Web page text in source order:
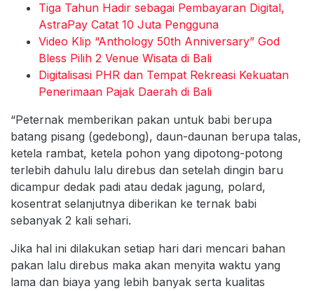
Tiga Tahun Hadir sebagai Pembayaran Digital,
AstraPay Catat 10 Juta Pengguna
Video Klip “Anthology 50th Anniversary” God
Bless Pilih 2 Venue Wisata di Bali
Digitalisasi PHR dan Tempat Rekreasi Kekuatan
Penerimaan Pajak Daerah di Bali
“Peternak memberikan pakan untuk babi berupa
batang pisang (gedebong), daun-daunan berupa talas,
ketela rambat, ketela pohon yang dipotong-potong
terlebih dahulu lalu direbus dan setelah dingin baru
dicampur dedak padi atau dedak jagung, polard,
kosentrat selanjutnya diberikan ke ternak babi
sebanyak 2 kali sehari.
Jika hal ini dilakukan setiap hari dari mencari bahan
pakan lalu direbus maka akan menyita waktu yang
lama dan biaya yang lebih banyak serta kualitas